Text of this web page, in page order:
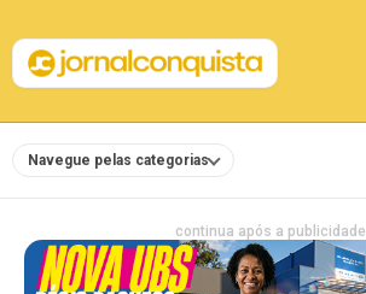
Navegue pelas categorias
continua após a publicidade